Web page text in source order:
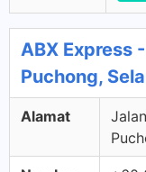
ABX Express
Puchong,
Alamat